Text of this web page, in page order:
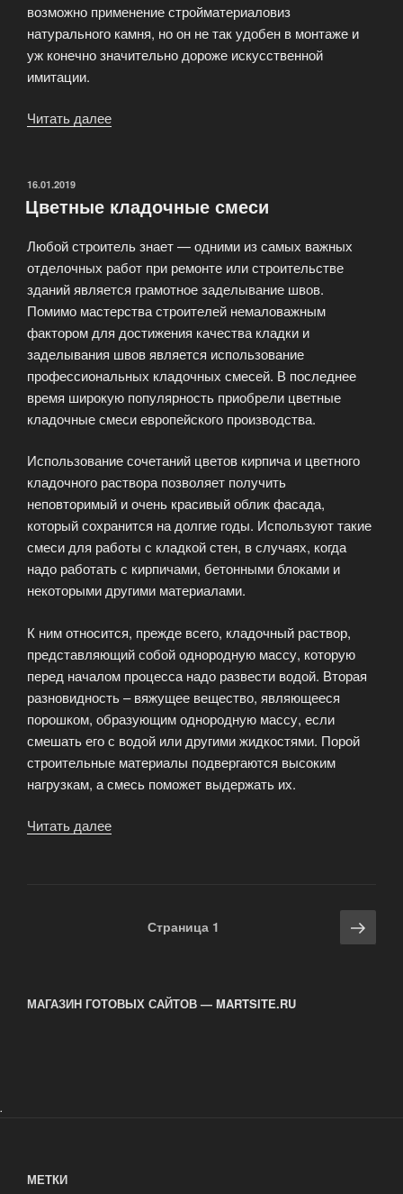
возможно применение стройматериаловиз
натурального камня, но он не так удобен в монтаже и
уж конечно значительно дороже искусственной
имитации.
Читать далее
оформления
ОПУБЛИКОВАНО
16.01.2019
Цветные кладочные смеси
Любой строитель знает — одними из самых важных
отделочных работ при ремонте или строительстве
зданий является грамотное заделывание швов.
Помимо мастерства строителей немаловажным
фактором для достижения качества кладки и
заделывания швов является использование
профессиональных кладочных смесей. В последнее
время широкую популярность приобрели цветные
кладочные смеси европейского производства.
Использование сочетаний цветов кирпича и цветного
кладочного раствора позволяет получить
неповторимый и очень красивый облик фасада,
который сохранится на долгие годы. Используют такие
смеси для работы с кладкой стен, в случаях, когда
надо работать с кирпичами, бетонными блоками и
некоторыми другими материалами.
К ним относится, прежде всего, кладочный раствор,
представляющий собой однородную массу, которую
перед началом процесса надо развести водой. Вторая
разновидность – вяжущее вещество, являющееся
порошком, образующим однородную массу, если
смешать его с водой или другими жидкостями. Порой
строительные материалы подвергаются высоким
нагрузкам, а смесь поможет выдержать их.
Читать далее
Страница 1
МАГАЗИН ГОТОВЫХ САЙТОВ — MARTSITE.RU
.
МЕТКИ